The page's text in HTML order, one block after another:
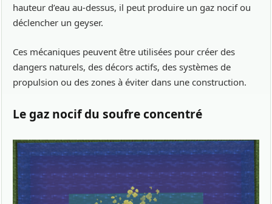
hauteur d’eau au-dessus, il peut produire un gaz nocif ou
déclencher un geyser.
Ces mécaniques peuvent être utilisées pour créer des
dangers naturels, des décors actifs, des systèmes de
propulsion ou des zones à éviter dans une construction.
Le gaz nocif du soufre concentré